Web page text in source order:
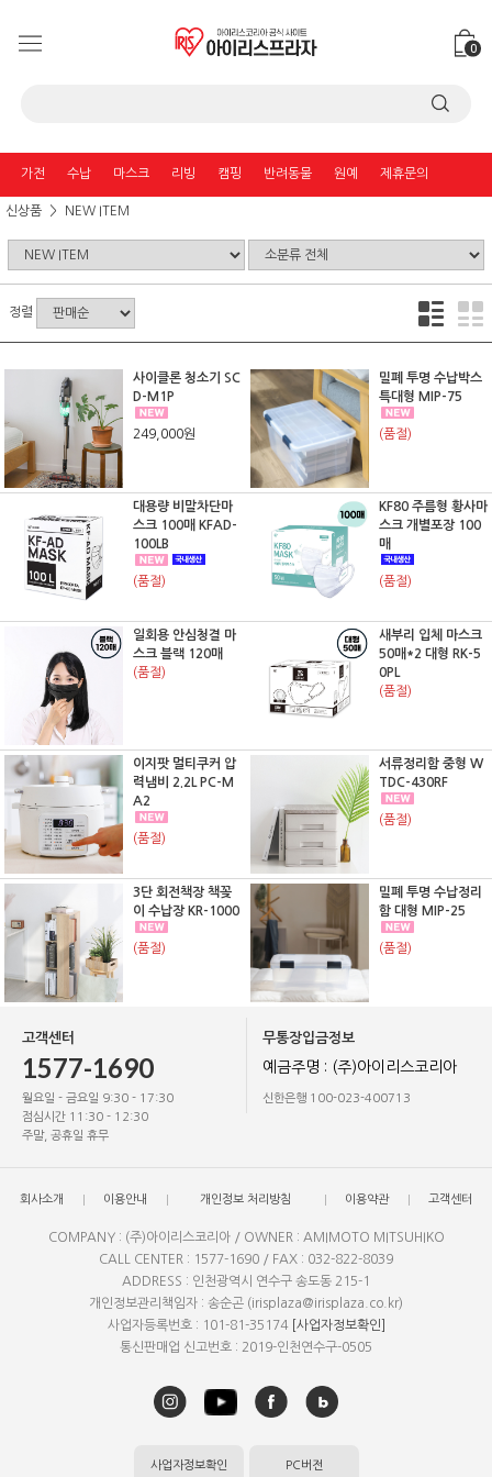
0
가전 수납 마스크 리빙 캠핑 반려동물 원예 제휴문의
신상품 NEW ITEM
정렬
사이클론 청소기 SC
D-M1P
249,000원
밀폐 투명 수납박스
특대형 MIP-75
(품절)
대용량 비말차단마
스크 100매 KFAD-
100LB
(품절)
KF80 주름형 황사마
스크 개별포장 100
매
(품절)
일회용 안심청결 마
스크 블랙 120매
(품절)
새부리 입체 마스크
50매*2 대형 RK-5
0PL
(품절)
이지팟 멀티쿠커 압
력냄비 2.2L PC-M
A2
(품절)
서류정리함 중형 W
TDC-430RF
(품절)
3단 회전책장 책꽂
이 수납장 KR-1000
(품절)
밀폐 투명 수납정리
함 대형 MIP-25
(품절)
고객센터
1577-1690
월요일 - 금요일 9:30 - 17:30
점심시간 11:30 - 12:30
주말, 공휴일 휴무
무통장입금정보
예금주명 : (주)아이리스코리아
신한은행 100-023-400713
회사소개 이용안내 개인정보 처리방침 이용약관 고객센터
COMPANY : (주)아이리스코리아 / OWNER : AMIMOTO MITSUHIKO
CALL CENTER : 1577-1690 / FAX : 032-822-8039
ADDRESS : 인천광역시 연수구 송도동 215-1
개인정보관리책임자 : 송순곤 (irisplaza@irisplaza.co.kr)
사업자등록번호 : 101-81-35174 [사업자정보확인]
통신판매업 신고번호 : 2019-인천연수구-0505
사업자정보확인 PC버전